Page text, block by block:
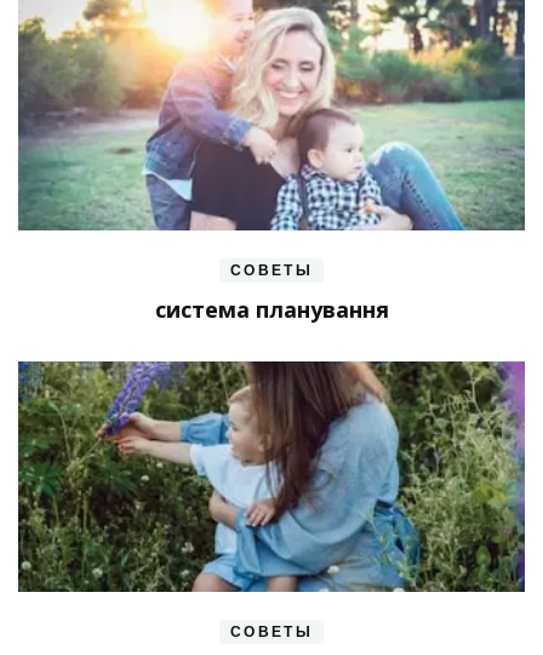
СОВЕТЫ
система планування
СОВЕТЫ